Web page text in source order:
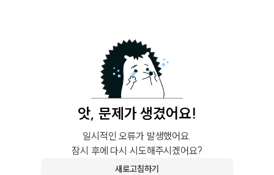
앗, 문제가 생겼어요!
일시적인 오류가 발생했어요.
잠시 후에 다시 시도해주시겠어요?
새로고침하기